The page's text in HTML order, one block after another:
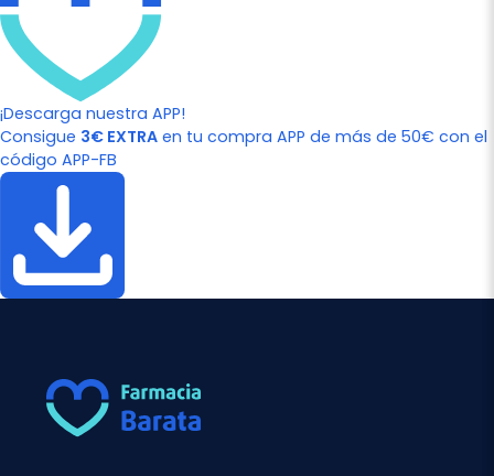
¡Descarga nuestra APP!
Consigue 3€ EXTRA en tu compra APP de más de 50€ con el
código APP-FB